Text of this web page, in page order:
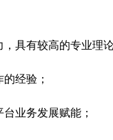
具有较高的专业理
经验；
业务发展赋能；